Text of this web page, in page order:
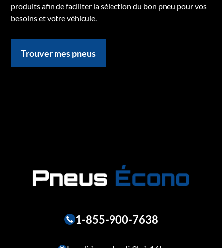
produits afin de faciliter la sélection du bon pneu pour vos
besoins et votre véhicule.
Trouver mes pneus
1-855-900-7638